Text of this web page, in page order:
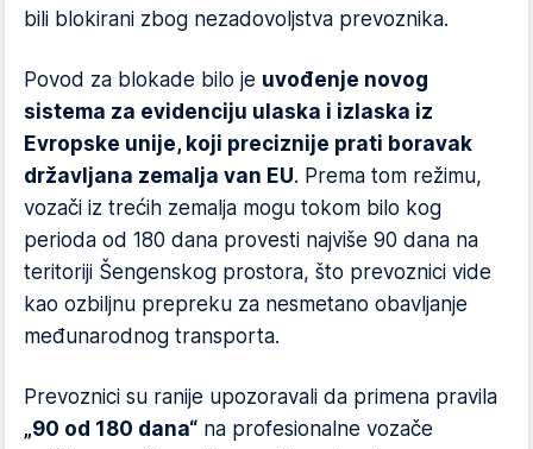
bili blokirani zbog nezadovoljstva prevoznika.
Povod za blokade bilo je uvođenje novog
sistema za evidenciju ulaska i izlaska iz
Evropske unije, koji preciznije prati boravak
državljana zemalja van EU. Prema tom režimu,
vozači iz trećih zemalja mogu tokom bilo kog
perioda od 180 dana provesti najviše 90 dana na
teritoriji Šengenskog prostora, što prevoznici vide
kao ozbiljnu prepreku za nesmetano obavljanje
međunarodnog transporta.
Prevoznici su ranije upozoravali da primena pravila
„90 od 180 dana“ na profesionalne vozače